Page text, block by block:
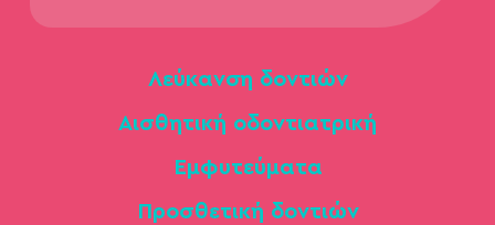
Λεύκανση δοντιών
Αισθητική οδοντιατρική
Εμφυτεύματα
Προσθετική δοντιών